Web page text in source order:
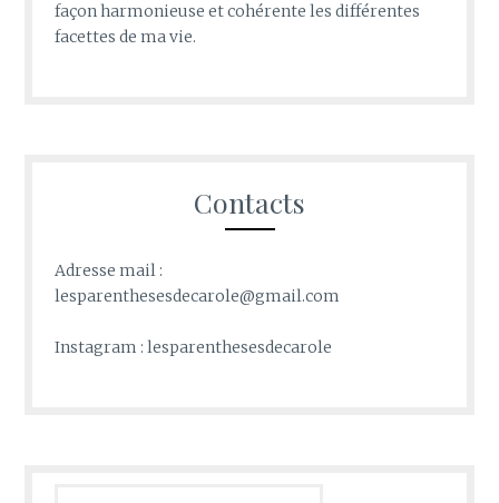
façon harmonieuse et cohérente les différentes
facettes de ma vie.
Contacts
Adresse mail :
lesparenthesesdecarole@gmail.com
Instagram : lesparenthesesdecarole